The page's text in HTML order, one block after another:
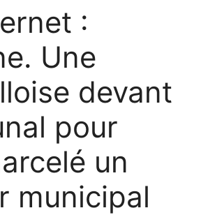
:
Une
devant
pour
un
municipal